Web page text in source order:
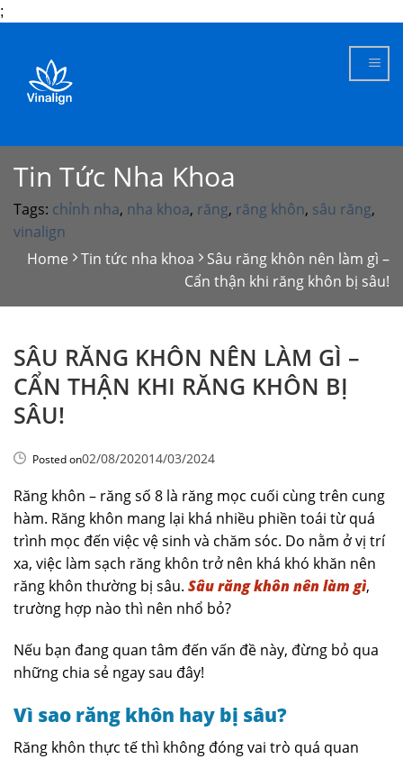
;
content
Tin Tức Nha Khoa
Tags: chỉnh nha, nha khoa, răng, răng khôn, sâu răng,
vinalign
Home
Tin tức nha khoa
Sâu răng khôn nên làm gì –
Cẩn thận khi răng khôn bị sâu!
SÂU RĂNG KHÔN NÊN LÀM GÌ –
CẨN THẬN KHI RĂNG KHÔN BỊ
SÂU!
Posted on02/08/202014/03/2024
Răng khôn – răng số 8 là răng mọc cuối cùng trên cung
hàm. Răng khôn mang lại khá nhiều phiền toái từ quá
trình mọc đến việc vệ sinh và chăm sóc. Do nằm ở vị trí
xa, việc làm sạch răng khôn trở nên khá khó khăn nên
răng khôn thường bị sâu. Sâu răng khôn nên làm gì,
trường hợp nào thì nên nhổ bỏ?
Nếu bạn đang quan tâm đến vấn đề này, đừng bỏ qua
những chia sẻ ngay sau đây!
Vì sao răng khôn hay bị sâu?
Răng khôn thực tế thì không đóng vai trò quá quan